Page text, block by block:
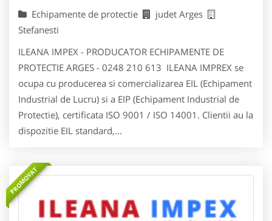
Echipamente de protectie
judet Arges
Stefanesti
ILEANA IMPEX - PRODUCATOR ECHIPAMENTE DE
PROTECTIE ARGES - 0248 210 613 ILEANA IMPREX se
ocupa cu producerea si comercializarea EIL (Echipament
Industrial de Lucru) si a EIP (Echipament Industrial de
Protectie), certificata ISO 9001 / ISO 14001. Clientii au la
dispozitie EIL standard,...
PROMOVAT